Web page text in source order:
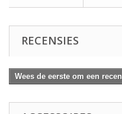
RECENSIES
Wees de eerste om een